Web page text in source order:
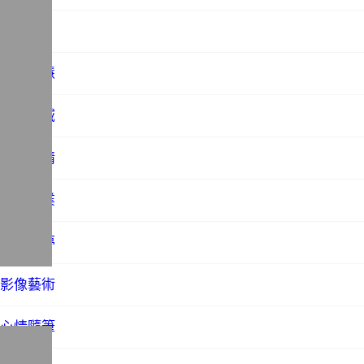
人工智慧
動漫領域
咖啡風情
宗教產業
小說幻夢
影像藝術
心情隨筆